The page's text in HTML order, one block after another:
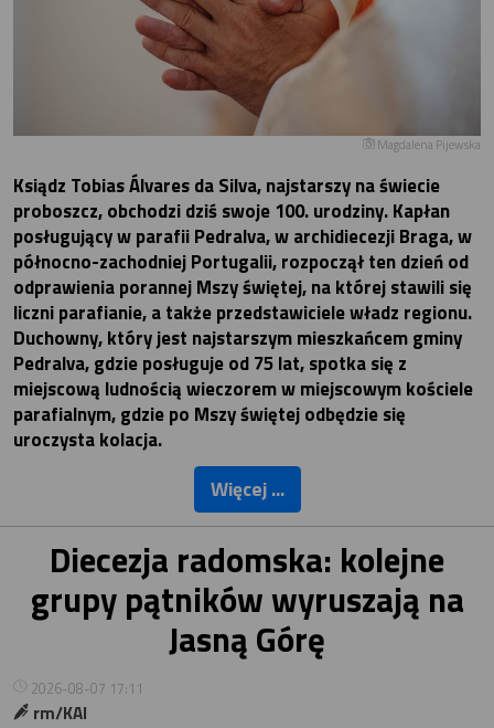
Magdalena Pijewska
Ksiądz Tobias Álvares da Silva, najstarszy na świecie
proboszcz, obchodzi dziś swoje 100. urodziny. Kapłan
posługujący w parafii Pedralva, w archidiecezji Braga, w
północno-zachodniej Portugalii, rozpoczął ten dzień od
odprawienia porannej Mszy świętej, na której stawili się
liczni parafianie, a także przedstawiciele władz regionu.
Duchowny, który jest najstarszym mieszkańcem gminy
Pedralva, gdzie posługuje od 75 lat, spotka się z
miejscową ludnością wieczorem w miejscowym kościele
parafialnym, gdzie po Mszy świętej odbędzie się
uroczysta kolacja.
Więcej ...
Diecezja radomska: kolejne
grupy pątników wyruszają na
Jasną Górę
2026-08-07 17:11
rm/KAI